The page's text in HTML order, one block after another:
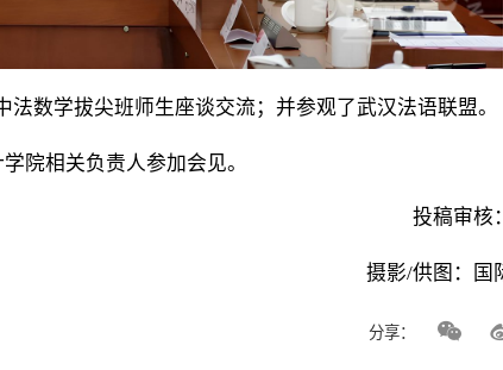
数学拔尖班师生座谈交流；并参观了武汉法语联盟。
院相关负责人参加会见。
投稿审核
摄影/供图：国
分享：